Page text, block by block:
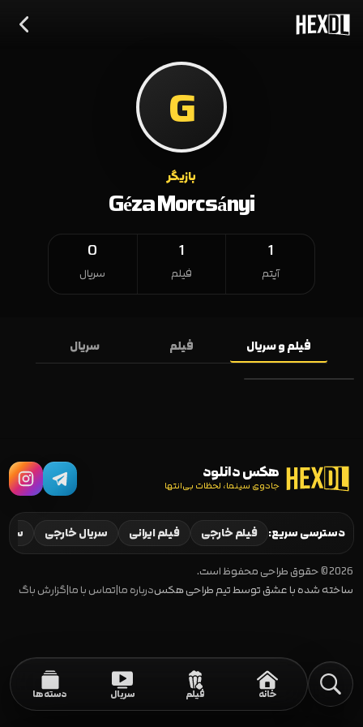
G
بازیگر
Géza Morcsányi
1
آیتم
1
فیلم
0
سریال
فیلم و سریال فیلم سریال
On Body and
هکس دانلود
جادوی سینما، لحظات بی‌انتها
دسترسی سریع: فیلم خارجی فیلم ایرانی سریال خارجی
2026 © حقوق طراحی محفوظ است.
ساخته شده با عشق توسط تیم طراحی هکسدرباره ما|تماس با ما|گزارش باگ
خانه فیلم سریال دسته‌ها